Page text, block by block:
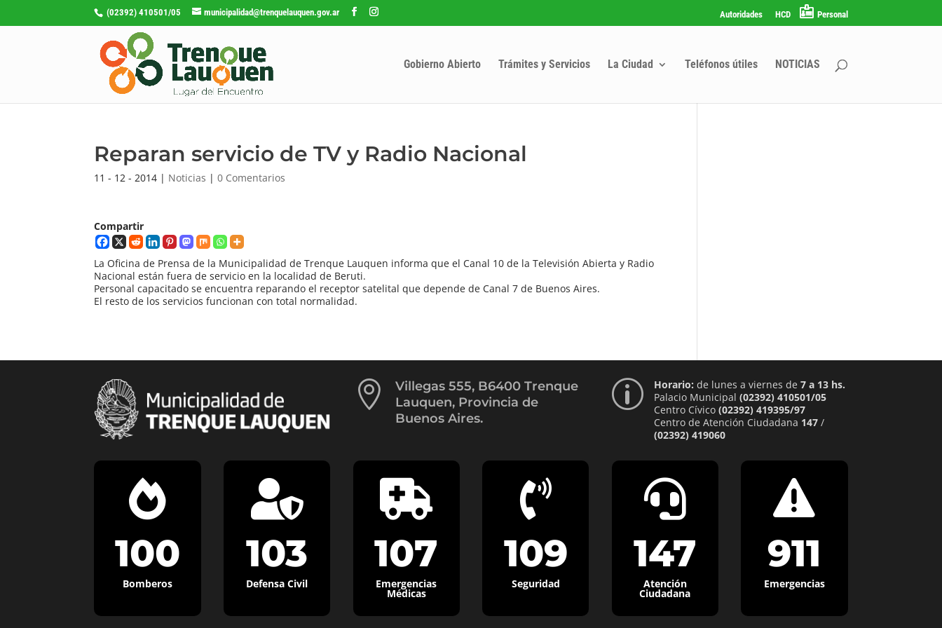
(02392) 410501/05 municipalidad@trenquelauquen.gov.ar Autoridades HCD Personal
Gobierno Abierto Trámites y Servicios La Ciudad Teléfonos útiles NOTICIAS
Reparan servicio de TV y Radio Nacional
11 - 12 - 2014 | Noticias |0 Comentarios
Compartir
La Oficina de Prensa de la Municipalidad de Trenque Lauquen informa que el Canal 10 de la Televisión Abierta y Radio
Nacional están fuera de servicio en la localidad de Beruti.
Personal capacitado se encuentra reparando el receptor satelital que depende de Canal 7 de Buenos Aires.
El resto de los servicios funcionan con total normalidad.

Villegas 555, B6400 Trenque
Lauquen, Provincia de
Buenos Aires.
p Horario: de lunes a viernes de 7 a 13 hs.
Palacio Municipal (02392) 410501/05
Centro Cívico (02392) 419395/97
Centro de Atención Ciudadana 147/
(02392) 419060

100
Bomberos

103
Defensa Civil

107
Emergencias
Médicas

109
Seguridad

147
Atención
Ciudadana

911
Emergencias